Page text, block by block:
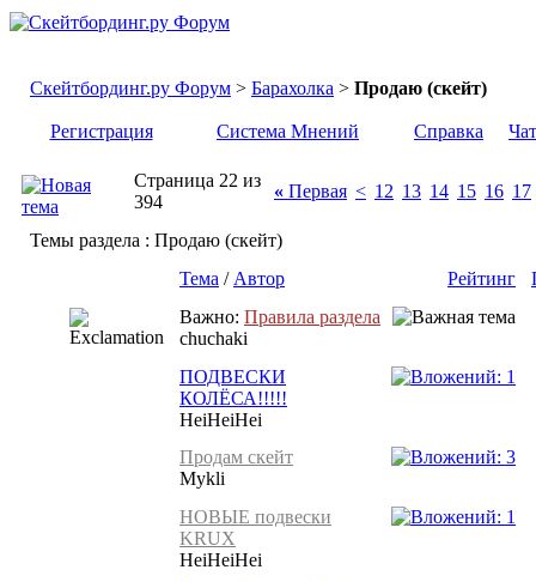
Скейтбординг.ру Форум > Барахолка > Продаю (скейт)
Регистрация Система Мнений Справка Чат
Страница 22 из
394
« Первая < 12 13 14 15 16 17
Темы раздела : Продаю (скейт)
Рейтинг
Тема / Автор
Важно: Правила раздела
chuchaki
ПОДВЕСКИ
КОЛЁСА!!!!!
HeiHeiHei
Продам скейт
Mykli
НОВЫЕ подвески
KRUX
HeiHeiHei